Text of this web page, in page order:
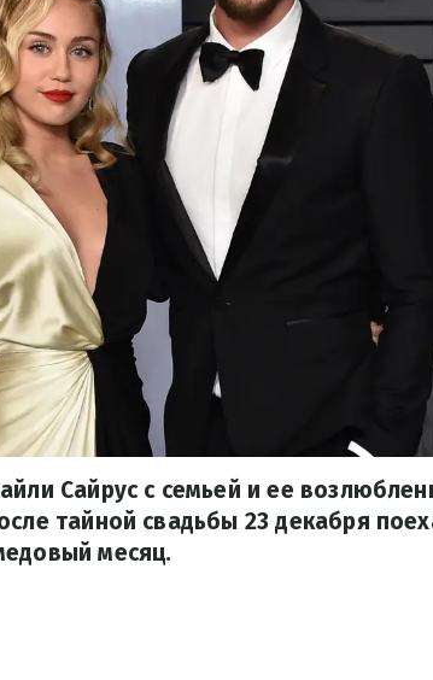
Сайрус с семьей и ее
тайной свадьбы 23 декабря
месяц.